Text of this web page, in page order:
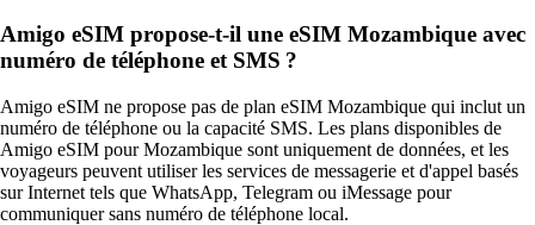
Amigo eSIM propose‑t‑il une eSIM Mozambique avec
numéro de téléphone et SMS ?
Amigo eSIM ne propose pas de plan eSIM Mozambique qui inclut un
numéro de téléphone ou la capacité SMS. Les plans disponibles de
Amigo eSIM pour Mozambique sont uniquement de données, et les
voyageurs peuvent utiliser les services de messagerie et d'appel basés
sur Internet tels que WhatsApp, Telegram ou iMessage pour
communiquer sans numéro de téléphone local.